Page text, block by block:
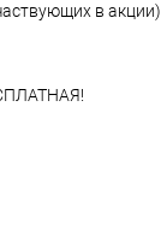
в акции)